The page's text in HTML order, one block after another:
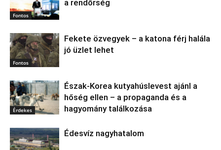
Fontos
a rendőrség
Fontos
Fekete özvegyek – a katona férj halála
jó üzlet lehet
Érdekes
Észak‑Korea kutyahúslevest ajánl a
hőség ellen – a propaganda és a
hagyomány találkozása
Édesvíz nagyhatalom